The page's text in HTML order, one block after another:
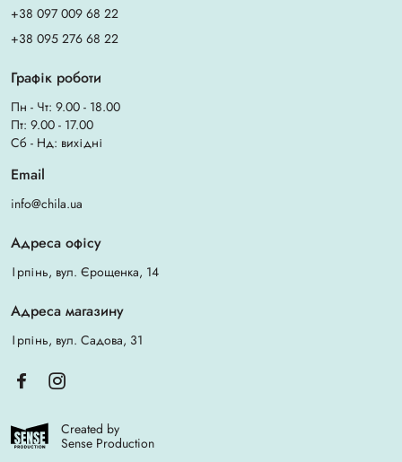
+38 097 009 68 22
+38 095 276 68 22
Графік роботи
Пн - Чт: 9.00 - 18.00
Пт: 9.00 - 17.00
Сб - Нд: вихідні
Email
info@chila.ua
Адреса офісу
Ірпінь, вул. Єрощенка, 14
Адреса магазину
Ірпінь, вул. Садова, 31
Created by
Sense Production